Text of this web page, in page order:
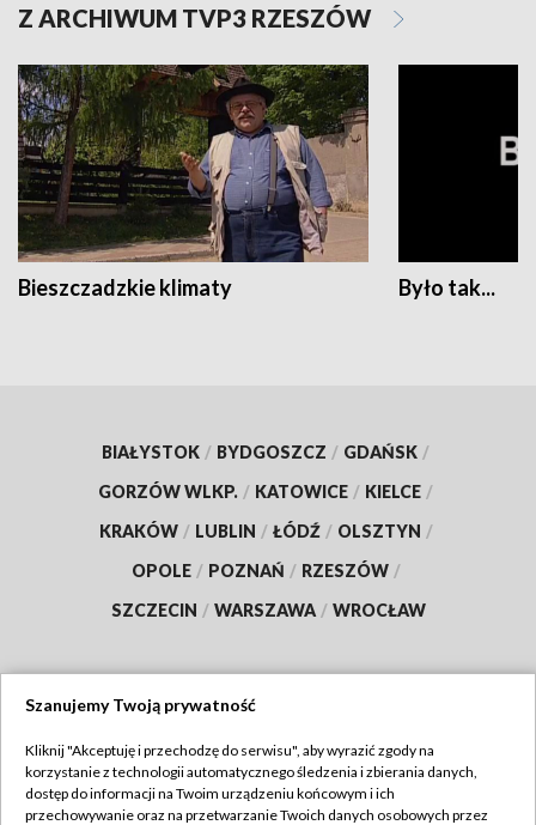
Z ARCHIWUM TVP3 RZESZÓW
Bieszczadzkie klimaty Było tak...
BIAŁYSTOK / BYDGOSZCZ / GDAŃSK /
GORZÓW WLKP. / KATOWICE / KIELCE /
KRAKÓW / LUBLIN / ŁÓDŹ / OLSZTYN /
OPOLE / POZNAŃ / RZESZÓW /
SZCZECIN / WARSZAWA / WROCŁAW
TVP
Abonament TVP
Szanujemy Twoją prywatność
Kliknij "Akceptuję i przechodzę do serwisu", aby wyrazić zgody na
korzystanie z technologii automatycznego śledzenia i zbierania danych,
dostęp do informacji na Twoim urządzeniu końcowym i ich
przechowywanie oraz na przetwarzanie Twoich danych osobowych przez